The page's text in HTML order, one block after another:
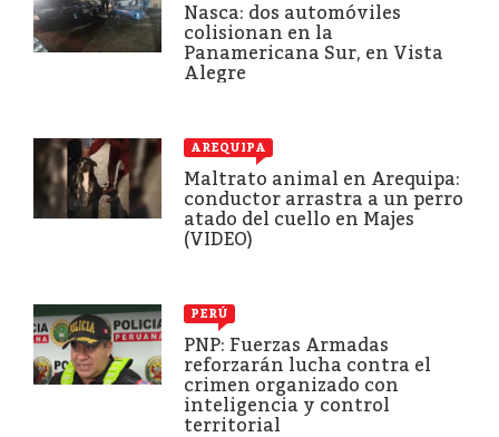
Nasca: dos automóviles
colisionan en la
Panamericana Sur, en Vista
Alegre
AREQUIPA
Maltrato animal en Arequipa:
conductor arrastra a un perro
atado del cuello en Majes
(VIDEO)
PERÚ
PNP: Fuerzas Armadas
reforzarán lucha contra el
crimen organizado con
inteligencia y control
territorial